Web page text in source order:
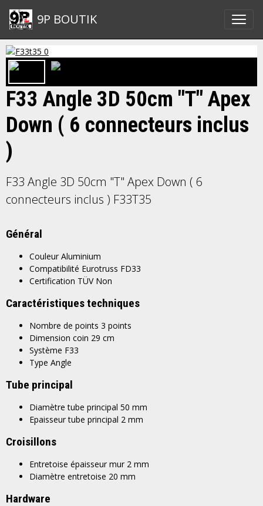
9P BOUTIK
F33 Angle 3D 50cm "T" Apex
Down ( 6 connecteurs inclus
)
F33 Angle 3D 50cm "T" Apex Down ( 6
connecteurs inclus ) F33T35
Général
Couleur Aluminium
Compatibilité Eurotruss FD33
Certification TÜV Non
Caractéristiques techniques
Nombre de points 3 points
Dimension coin 29 cm
Système F33
Type Angle
Tube principal
Diamètre tube principal 50 mm
Epaisseur tube principal 2 mm
Croisillons
Entretoise épaisseur mur 2 mm
Diamètre entretoise 20 mm
Hardware